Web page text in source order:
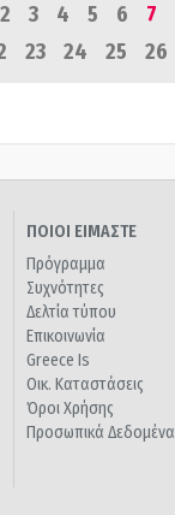
2 3 4 5 6 7
23 24 25 26
ΠΟΙΟΙ ΕΙΜΑΣΤΕ
Πρόγραμμα
Συχνότητες
Δελτία τύπου
Επικοινωνία
Greece Is
Οικ. Καταστάσεις
Όροι Χρήσης
Προσωπικά Δεδομένα